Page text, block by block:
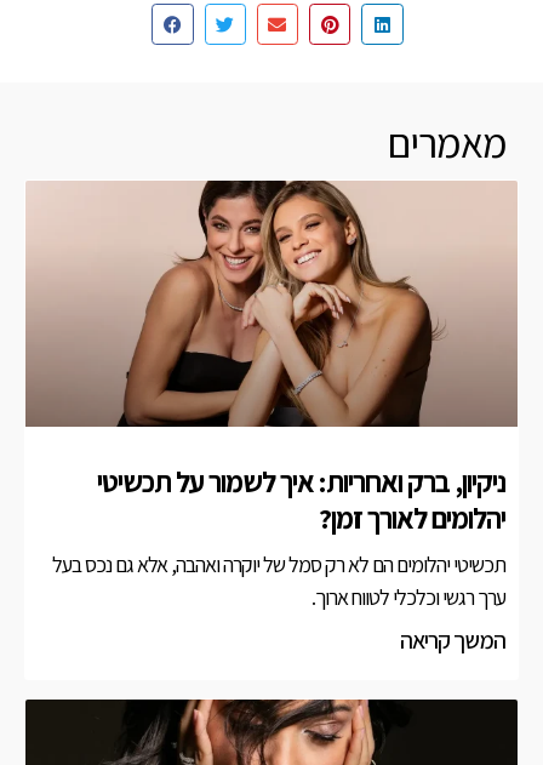
מאמרים
ניקיון, ברק ואחריות: איך לשמור על תכשיטי
יהלומים לאורך זמן?
תכשיטי יהלומים הם לא רק סמל של יוקרה ואהבה, אלא גם נכס בעל
ערך רגשי וכלכלי לטווח ארוך.
המשך קריאה